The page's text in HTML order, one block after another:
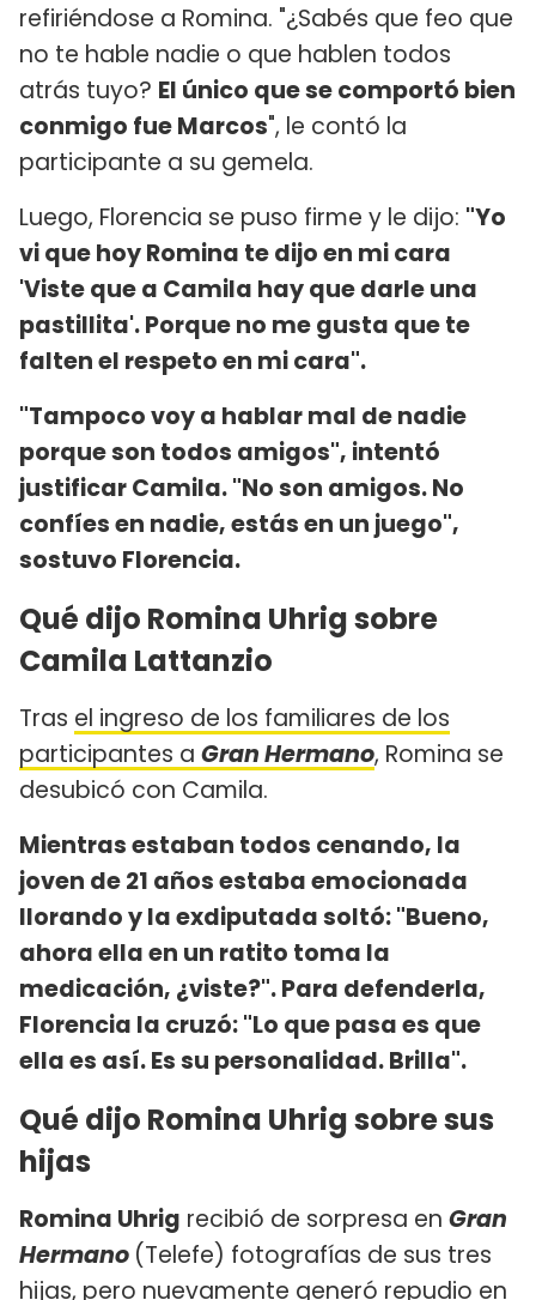
refiriéndose a Romina. "¿Sabés que feo que
no te hable nadie o que hablen todos
atrás tuyo? El único que se comportó bien
conmigo fue Marcos", le contó la
participante a su gemela.
Luego, Florencia se puso firme y le dijo: "Yo
vi que hoy Romina te dijo en mi cara
'Viste que a Camila hay que darle una
pastillita'. Porque no me gusta que te
falten el respeto en mi cara".
"Tampoco voy a hablar mal de nadie
porque son todos amigos", intentó
justificar Camila. "No son amigos. No
confíes en nadie, estás en un juego",
sostuvo Florencia.
Qué dijo Romina Uhrig sobre
Camila Lattanzio
Tras el ingreso de los familiares de los
participantes a Gran Hermano, Romina se
desubicó con Camila.
Mientras estaban todos cenando, la
joven de 21 años estaba emocionada
llorando y la exdiputada soltó: "Bueno,
ahora ella en un ratito toma la
medicación, ¿viste?". Para defenderla,
Florencia la cruzó: "Lo que pasa es que
ella es así. Es su personalidad. Brilla".
Qué dijo Romina Uhrig sobre sus
hijas
Romina Uhrig recibió de sorpresa en Gran
Hermano (Telefe) fotografías de sus tres
hijas, pero nuevamente generó repudio en